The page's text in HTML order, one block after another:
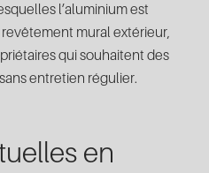
l’aluminium est
mural extérieur,
qui souhaitent des
entretien régulier.
en